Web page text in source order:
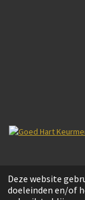
Deze website
doeleinden en/of
© 2022 Bouwmarkt
Powered byJouwWeb